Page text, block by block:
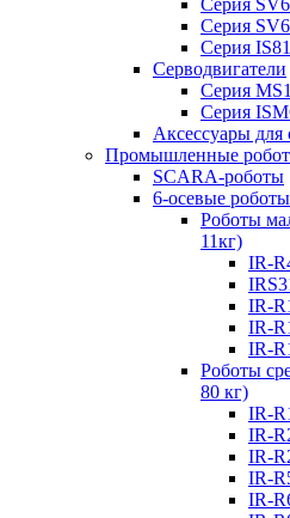
Серия
Серия
Серия
Серводвигатели
Серия
Серия
Аксессуары для
Промышленные
SCARA-роботы
6-осевые
Роботы
11кг)
IR-
IR-
IR-
IR-
Роботы
80 кг)
IR-
IR-
IR-
IR-
IR-